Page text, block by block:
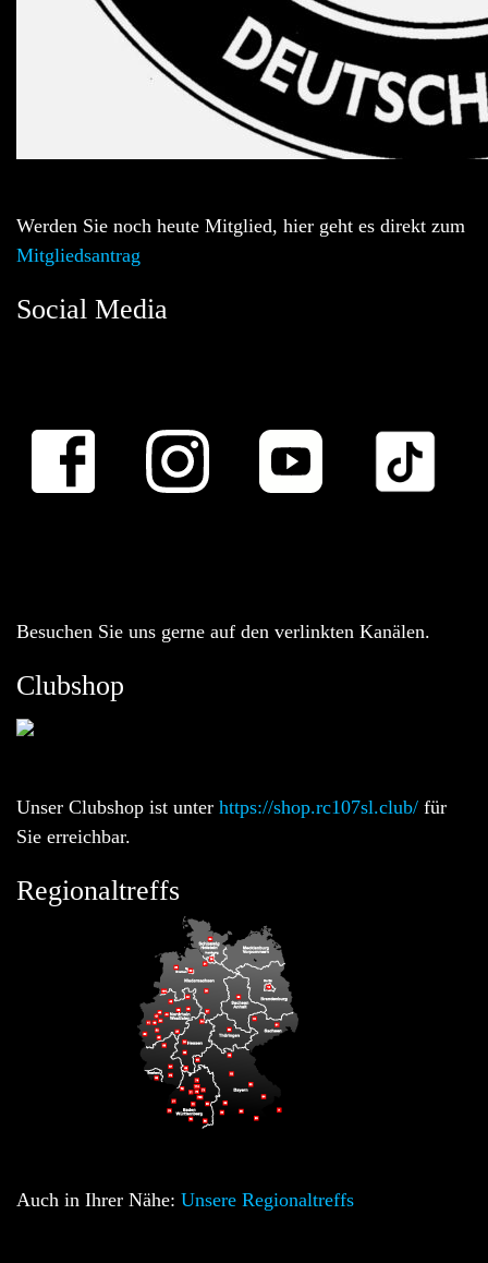
Werden Sie noch heute Mitglied, hier geht es direkt zum
Mitgliedsantrag
Social Media
Besuchen Sie uns gerne auf den verlinkten Kanälen.
Clubshop
Unser Clubshop ist unter https://shop.rc107sl.club/ für
Sie erreichbar.
Regionaltreffs
Auch in Ihrer Nähe: Unsere Regionaltreffs